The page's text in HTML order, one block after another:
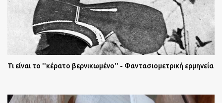
Τι είναι το ''κέρατο βερνικωμένο'' - Φαντασιομετρική ερμηνεία